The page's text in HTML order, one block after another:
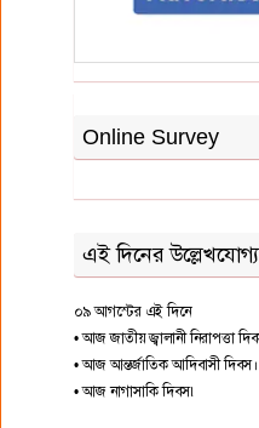
Online Survey
এই দিনের
০৯ আগস্টের এই দিনে
• আজ জাতীয় জ্বালানী নিরাপত্তা
• আজ আন্তর্জাতিক আদিবাসী
• আজ নাগাসাকি দিবস৷